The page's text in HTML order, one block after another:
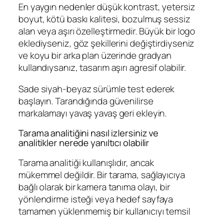
En yaygın nedenler düşük kontrast, yetersiz
boyut, kötü baskı kalitesi, bozulmuş sessiz
alan veya aşırı özelleştirmedir. Büyük bir logo
eklediyseniz, göz şekillerini değiştirdiyseniz
ve koyu bir arka plan üzerinde gradyan
kullandıysanız, tasarım aşırı agresif olabilir.
Sade siyah-beyaz sürümle test ederek
başlayın. Tarandığında güvenilirse
markalamayı yavaş yavaş geri ekleyin.
Tarama analitiğini nasıl izlersiniz ve
analitikler nerede yanıltıcı olabilir
Tarama analitiği kullanışlıdır, ancak
mükemmel değildir. Bir tarama, sağlayıcıya
bağlı olarak bir kamera tanıma olayı, bir
yönlendirme isteği veya hedef sayfaya
tamamen yüklenmemiş bir kullanıcıyı temsil